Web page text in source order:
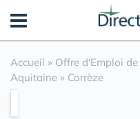
Accueil » Offre d'Emploi
Aquitaine » Corrèze
Panneau de gestion des cookies